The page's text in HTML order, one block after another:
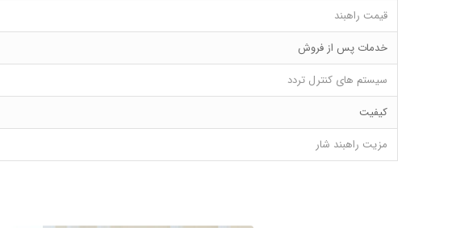
قیمت راهبند
خدمات پس از فروش
سیستم های کنترل تردد
کیفیت
مزیت راهبند شار